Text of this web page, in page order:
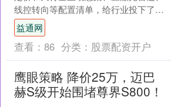
线控转向等配置清单，给行业投下了一
颗信号弹。从2026年起，真正的9系旗舰
产品，无....
益通网
查看： 86 分类： 股票配资开户
鹰眼策略 降价25万，迈巴
赫S级开始围堵尊界S800！